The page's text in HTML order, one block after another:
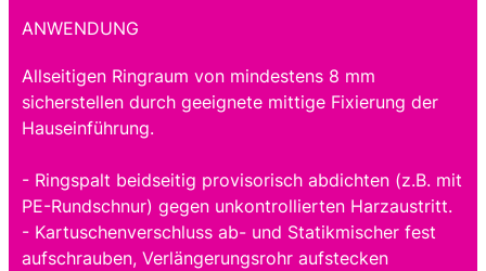
ANWENDUNG
Allseitigen Ringraum von mindestens 8 mm
sicherstellen durch geeignete mittige Fixierung der
Hauseinführung.
- Ringspalt beidseitig provisorisch abdichten (z.B. mit
PE-Rundschnur) gegen unkontrollierten Harzaustritt.
- Kartuschenverschluss ab- und Statikmischer fest
aufschrauben, Verlängerungsrohr aufstecken